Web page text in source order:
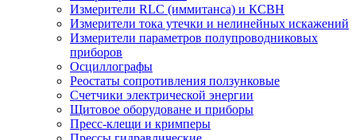
Измерители RLC (иммитанса) и КСВН
Измерители тока утечки и нелинейных искажений
Измерители параметров полупроводниковых
приборов
Осциллографы
Реостаты сопротивления ползунковые
Счетчики электрической энергии
Щитовое оборудоване и приборы
Пресс-клещи и кримперы